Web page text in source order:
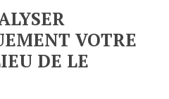
VOTRE
DE LE